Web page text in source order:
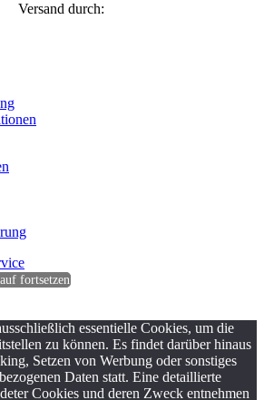
Versand durch:
fortsetzen
essentielle Cookies, um die
zu können. Es findet darüber hinaus
Setzen von Werbung oder sonstiges
Daten statt. Eine detaillierte
Cookies und deren Zweck entnehmen